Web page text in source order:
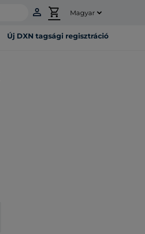
person shopping_cart
Új DXN tagsági regisztráció